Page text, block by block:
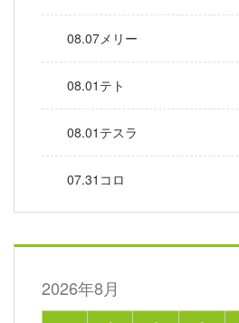
08.07メリー
08.01テト
08.01テスラ
07.31コロ
2026年8月